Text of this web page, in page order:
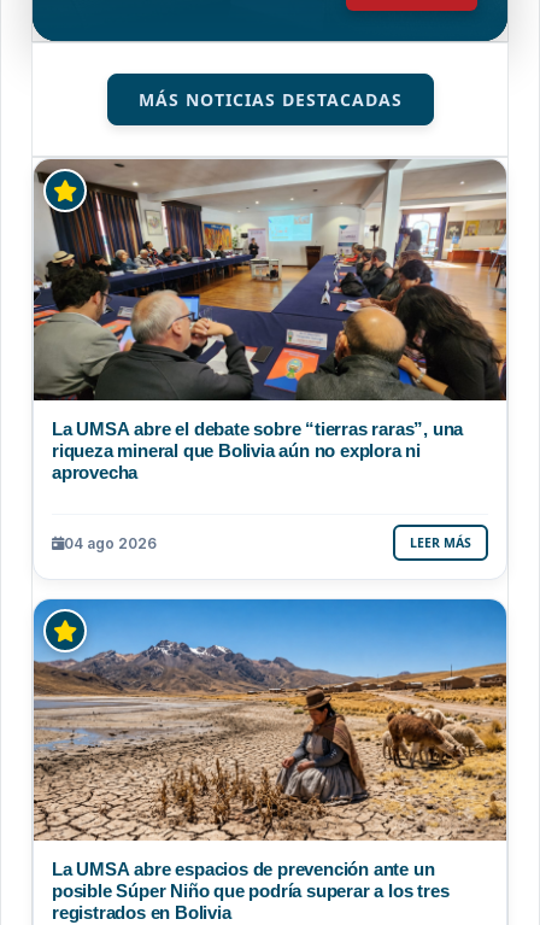
MÁS NOTICIAS DESTACADAS
La UMSA abre el debate sobre “tierras raras”, una
riqueza mineral que Bolivia aún no explora ni
aprovecha
04 ago 2026 LEER MÁS
La UMSA abre espacios de prevención ante un
posible Súper Niño que podría superar a los tres
registrados en Bolivia